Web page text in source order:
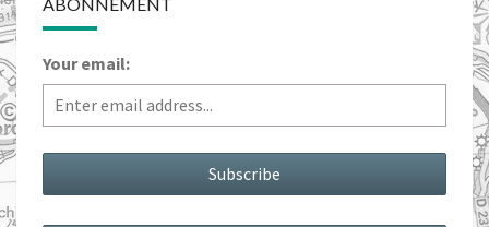
ABONNEMENT
Your email: